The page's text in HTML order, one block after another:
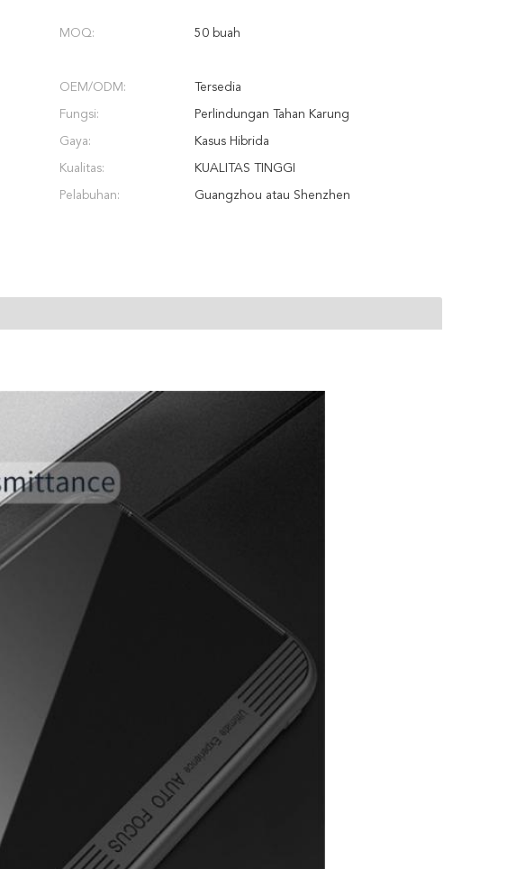
MOQ: 50 buah
OEM/ODM: Tersedia
Fungsi: Perlindungan Tahan Karung
Gaya: Kasus Hibrida
Kualitas: KUALITAS TINGGI
Pelabuhan: Guangzhou atau Shenzhen